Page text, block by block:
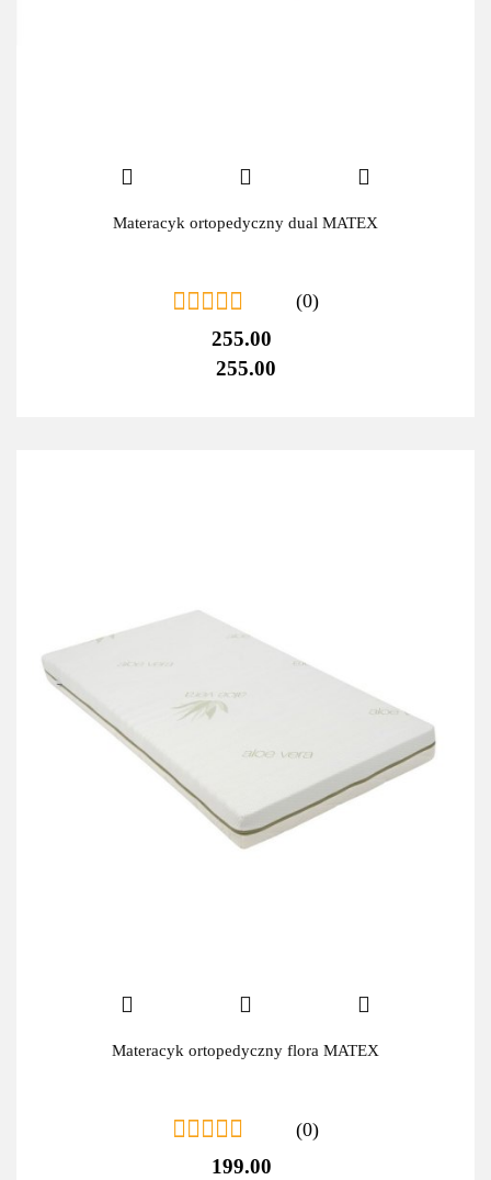
Materacyk ortopedyczny dual MATEX
(0)
255.00
255.00
Materacyk ortopedyczny flora MATEX
(0)
199.00